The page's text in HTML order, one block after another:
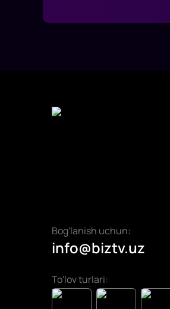
Bog'lanish uchun:
info@biztv.uz
To'lov turlari: